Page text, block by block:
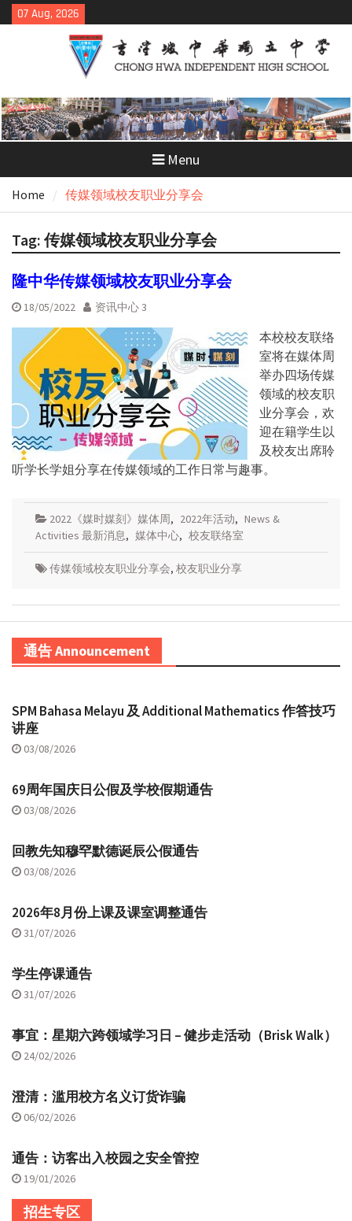
Skip
to
07 Aug, 2026
Menu
Home 传媒领域校友职业分享会
Tag: 传媒领域校友职业分享会
隆中华传媒领域校友职业分享会
18/05/2022 资讯中心 3
本校校友联络
室将在媒体周
举办四场传媒
领域的校友职
业分享会，欢
迎在籍学生以
及校友出席聆
听学长学姐分享在传媒领域的工作日常与趣事。
2022《媒时媒刻》媒体周, 2022年活动, News &
Activities 最新消息, 媒体中心, 校友联络室
传媒领域校友职业分享会, 校友职业分享
通告 Announcement
SPM Bahasa Melayu 及 Additional Mathematics 作答技巧
讲座
03/08/2026
69周年国庆日公假及学校假期通告
03/08/2026
回教先知穆罕默德诞辰公假通告
03/08/2026
2026年8月份上课及课室调整通告
31/07/2026
学生停课通告
31/07/2026
事宜：星期六跨领域学习日 – 健步走活动（Brisk Walk）
24/02/2026
澄清：滥用校方名义订货诈骗
06/02/2026
通告：访客出入校园之安全管控
19/01/2026
招生专区